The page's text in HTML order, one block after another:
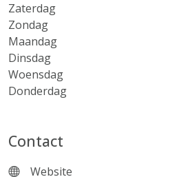
Zaterdag
Zondag
Maandag
Dinsdag
Woensdag
Donderdag
Contact
Website